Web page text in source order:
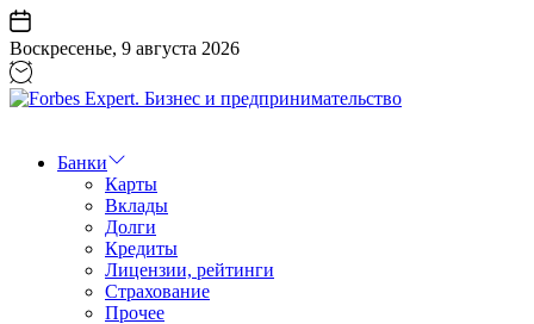
Перейти
к
содержанию
Воскресенье, 9 августа 2026
Бизнес
предпринимательство
Банки
Карты
Вклады
Долги
Кредиты
Лицензии, рейтинги
Страхование
Прочее